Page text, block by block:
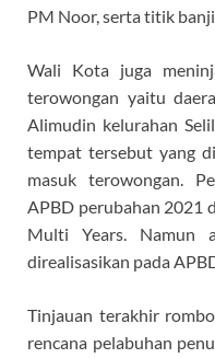
PM Noor, serta titik
Wali Kota juga
terowongan yaitu
Alimudin kelurahan
tempat tersebut yang
masuk terowongan.
APBD perubahan 2021
Multi Years. Namun
direalisasikan pada
Tinjauan terakhir
rencana pelabuhan